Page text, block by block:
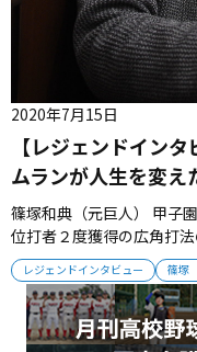
レジェンドインタビュー 篠塚
【レジェンドイン
ムランが人生を変
2020年7月15日
篠塚和典（元巨人） 甲子
位打者２度獲得の広角打
術的なバッティングで２
人）。 自在のバットコン
かに技術を身につけたの
た。 201...